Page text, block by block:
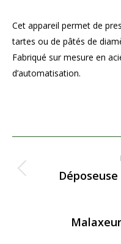
Cet appareil permet de
tartes ou de pâtés de
Fabriqué sur mesure en
d’automatisation.